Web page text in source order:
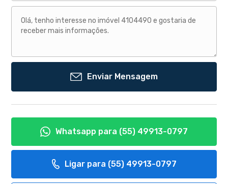
Enviar Mensagem
Whatsapp para (55) 49913-0797
Ligar para (55) 49913-0797